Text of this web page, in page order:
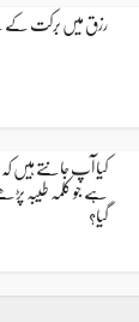
رزق میں برکت کے
کیا آپ جانتے ہیں
ہے جو کلمہ طیبہ
گیا؟